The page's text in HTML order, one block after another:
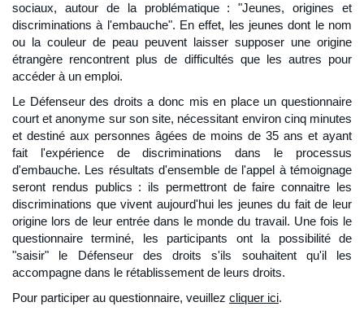
sociaux, autour de la problématique : "Jeunes, origines et
discriminations à l'embauche". En effet, les jeunes dont le nom
ou la couleur de peau peuvent laisser supposer une origine
étrangère rencontrent plus de difficultés que les autres pour
accéder à un emploi.
Le Défenseur des droits a donc mis en place un questionnaire
court et anonyme sur son site, nécessitant environ cinq minutes
et destiné aux personnes âgées de moins de 35 ans et ayant
fait l'expérience de discriminations dans le processus
d'embauche. Les résultats d'ensemble de l'appel à témoignage
seront rendus publics : ils permettront de faire connaitre les
discriminations que vivent aujourd'hui les jeunes du fait de leur
origine lors de leur entrée dans le monde du travail. Une fois le
questionnaire terminé, les participants ont la possibilité de
"saisir" le Défenseur des droits s'ils souhaitent qu'il les
accompagne dans le rétablissement de leurs droits.
Pour participer au questionnaire, veuillez cliquer ici.